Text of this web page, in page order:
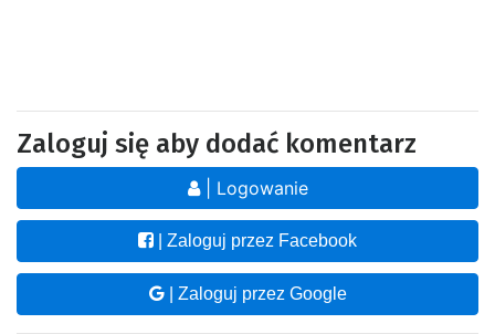
Zaloguj się aby dodać komentarz
| Logowanie
| Zaloguj przez Facebook
| Zaloguj przez Google